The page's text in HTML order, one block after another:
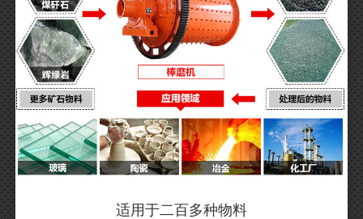
适用于二百多种物料